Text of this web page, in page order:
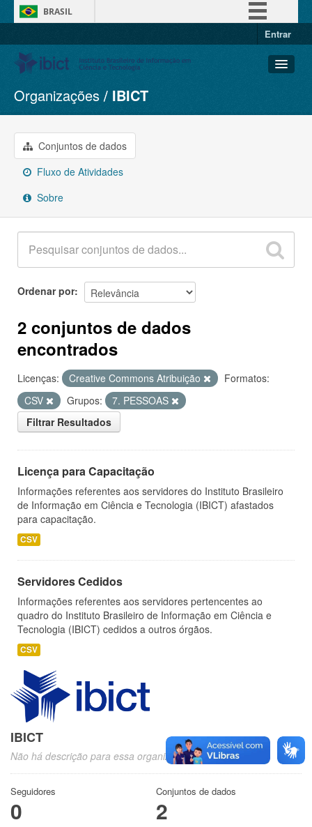
BRASIL
Entrar
Conjuntos de dados
Organizações
Grupos
Sobre
Organizações IBICT
Conjuntos de dados
Fluxo de Atividades
Sobre
Ordenar por
2 conjuntos de dados
encontrados
Licenças: Creative Commons Atribuição
Formatos:
CSV
Grupos:
7. PESSOAS
Filtrar Resultados
Licença para Capacitação
Informações referentes aos servidores do Instituto Brasileiro
de Informação em Ciência e Tecnologia (IBICT) afastados
para capacitação.
CSV
Servidores Cedidos
Informações referentes aos servidores pertencentes ao
quadro do Instituto Brasileiro de Informação em Ciência e
Tecnologia (IBICT) cedidos a outros órgãos.
CSV
IBICT
Não há descrição para essa organização
Seguidores
0
Conjuntos de dados
2